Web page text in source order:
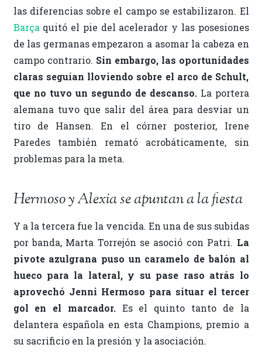
las diferencias sobre el campo se estabilizaron. El
Barça quitó el pie del acelerador y las posesiones
de las germanas empezaron a asomar la cabeza en
campo contrario. Sin embargo, las oportunidades
claras seguían lloviendo sobre el arco de Schult,
que no tuvo un segundo de descanso.La portera
alemana tuvo que salir del área para desviar un
tiro de Hansen. En el córner posterior, Irene
Paredes también remató acrobáticamente, sin
problemas para la meta.
Hermoso y Alexia se apuntan a la fiesta
Y a la tercera fue la vencida. En una de sus subidas
por banda, Marta Torrejón se asoció con Patri. La
pivote azulgrana puso un caramelo de balón al
hueco para la lateral, y su pase raso atrás lo
aprovechó Jenni Hermoso para situar el tercer
gol en el marcador.Es el quinto tanto de la
delantera española en esta Champions, premio a
su sacrificio en la presión y la asociación.